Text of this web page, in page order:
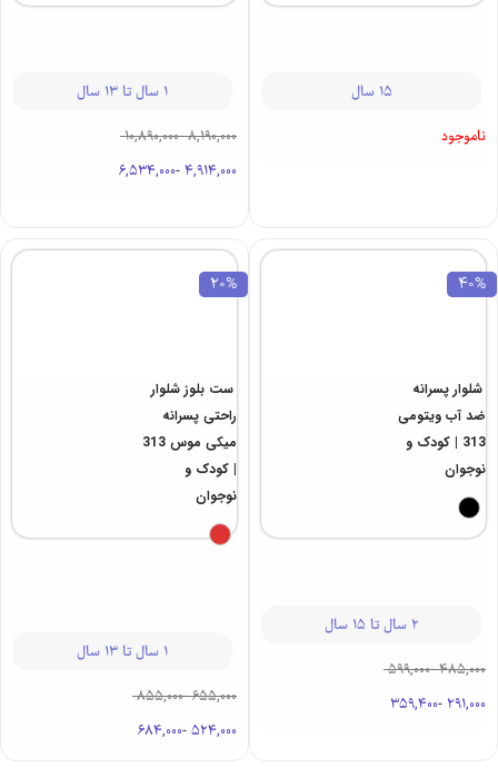
15 سال
ناموجود
1 سال تا 13 سال
8,190,000
-
10,890,000
4,914,000
-
6,534,000
40%
شلوار پسرانه
ضد آب ویتومی
313 | کودک و
نوجوان
2 سال تا 15 سال
485,000
-
599,000
291,000
-
359,400
20%
ست بلوز شلوار
راحتی پسرانه
میکی موس 313
| کودک و
نوجوان
1 سال تا 13 سال
655,000
-
855,000
524,000
-
684,000